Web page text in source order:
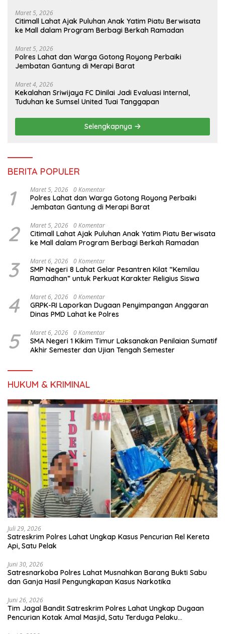
Maret 5, 2026
Citimall Lahat Ajak Puluhan Anak Yatim Piatu Berwisata
ke Mall dalam Program Berbagi Berkah Ramadan
Maret 5, 2026
Polres Lahat dan Warga Gotong Royong Perbaiki
Jembatan Gantung di Merapi Barat
Maret 4, 2026
Kekalahan Sriwijaya FC Dinilai Jadi Evaluasi Internal,
Tuduhan ke Sumsel United Tuai Tanggapan
Selengkapnya
BERITA POPULER
1 Maret 5, 2026 0 Komentar
Polres Lahat dan Warga Gotong Royong Perbaiki
Jembatan Gantung di Merapi Barat
2 Maret 5, 2026 0 Komentar
Citimall Lahat Ajak Puluhan Anak Yatim Piatu Berwisata
ke Mall dalam Program Berbagi Berkah Ramadan
3 Maret 6, 2026 0 Komentar
SMP Negeri 8 Lahat Gelar Pesantren Kilat “Kemilau
Ramadhan” untuk Perkuat Karakter Religius Siswa
4 Maret 6, 2026 0 Komentar
GRPK-RI Laporkan Dugaan Penyimpangan Anggaran
Dinas PMD Lahat ke Polres
5 Maret 6, 2026 0 Komentar
SMA Negeri 1 Kikim Timur Laksanakan Penilaian Sumatif
Akhir Semester dan Ujian Tengah Semester
HUKUM & KRIMINAL
Juli 29, 2026
Satreskrim Polres Lahat Ungkap Kasus Pencurian Rel Kereta
Api, Satu Pelak
Juni 30, 2026
Satresnarkoba Polres Lahat Musnahkan Barang Bukti Sabu
dan Ganja Hasil Pengungkapan Kasus Narkotika
Juni 26, 2026
Tim Jagal Bandit Satreskrim Polres Lahat Ungkap Dugaan
Pencurian Kotak Amal Masjid, Satu Terduga Pelaku